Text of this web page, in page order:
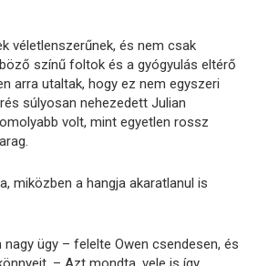
véletlenszerűnek, és nem csak
színű foltok és a gyógyulás eltérő
arra utaltak, hogy ez nem egyszeri
súlyosan nehezedett Julian
volt, mint egyetlen rossz
miközben a hangja akaratlanul is
ügy – felelte Owen csendesen, és